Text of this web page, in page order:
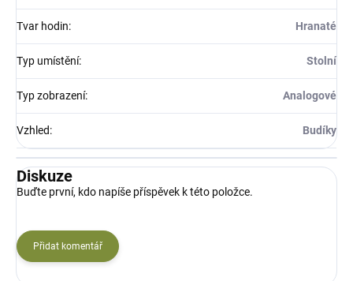
Tvar hodin: Hranaté
Typ umístění: Stolní
Typ zobrazení: Analogové
Vzhled: Budíky
Diskuze
Buďte první, kdo napíše příspěvek k této položce.
Přidat komentář